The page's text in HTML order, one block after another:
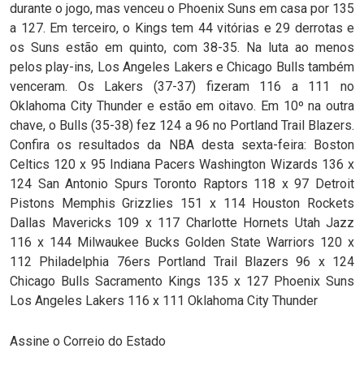
durante o jogo, mas venceu o Phoenix Suns em casa por 135
a 127. Em terceiro, o Kings tem 44 vitórias e 29 derrotas e
os Suns estão em quinto, com 38-35. Na luta ao menos
pelos play-ins, Los Angeles Lakers e Chicago Bulls também
venceram. Os Lakers (37-37) fizeram 116 a 111 no
Oklahoma City Thunder e estão em oitavo. Em 10º na outra
chave, o Bulls (35-38) fez 124 a 96 no Portland Trail Blazers.
Confira os resultados da NBA desta sexta-feira: Boston
Celtics 120 x 95 Indiana Pacers Washington Wizards 136 x
124 San Antonio Spurs Toronto Raptors 118 x 97 Detroit
Pistons Memphis Grizzlies 151 x 114 Houston Rockets
Dallas Mavericks 109 x 117 Charlotte Hornets Utah Jazz
116 x 144 Milwaukee Bucks Golden State Warriors 120 x
112 Philadelphia 76ers Portland Trail Blazers 96 x 124
Chicago Bulls Sacramento Kings 135 x 127 Phoenix Suns
Los Angeles Lakers 116 x 111 Oklahoma City Thunder
Assine o Correio do Estado